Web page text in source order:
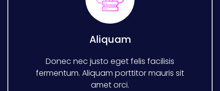
Aliquam
Donec nec justo eget felis facilisis
fermentum. Aliquam porttitor mauris sit
amet orci.